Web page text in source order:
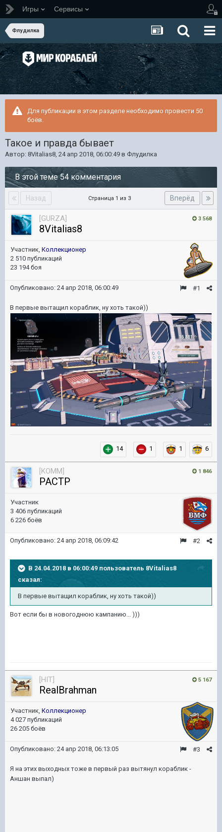
Игры Сервисы
Флудилка
Для публикации в этом разделе необходимо провести 50
боёв.
Такое и правда бывает
Автор: 8Vitalias8, 24 апр 2018, 06:00:49 в Флудилка
В этой теме 54 комментария
Назад Вперёд
Страница 1 из 3
3 568
[GURZA]
8Vitalias8
Участник, Коллекционер
2 510 публикаций
23 194 боя
#1
Опубликовано: 24 апр 2018, 06:00:49
В первые вытащил кораблик, ну хоть такой))
14 1 1 6
1 846
[KOMM]
PACTP
Участник
3 406 публикаций
6 226 боёв
#2
Опубликовано: 24 апр 2018, 06:09:42
В 24.04.2018 в 06:00:49 пользователь 8Vitalias8
сказал:
В первые вытащил кораблик, ну хоть такой))
Вот если бы в новогоднюю кампанию... )))
5 167
[HIT]
RealBrahman
Участник, Коллекционер
4 027 публикаций
26 205 боёв
#3
Опубликовано: 24 апр 2018, 06:13:05
Я на этих выходных тоже в первый раз вытянул кораблик -
Аншан выпал)